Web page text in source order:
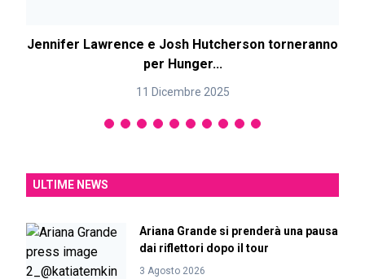
Jennifer Lawrence e Josh Hutcherson torneranno
per Hunger...
11 Dicembre 2025
ULTIME NEWS
Ariana Grande si prenderà una pausa
dai riflettori dopo il tour
3 Agosto 2026